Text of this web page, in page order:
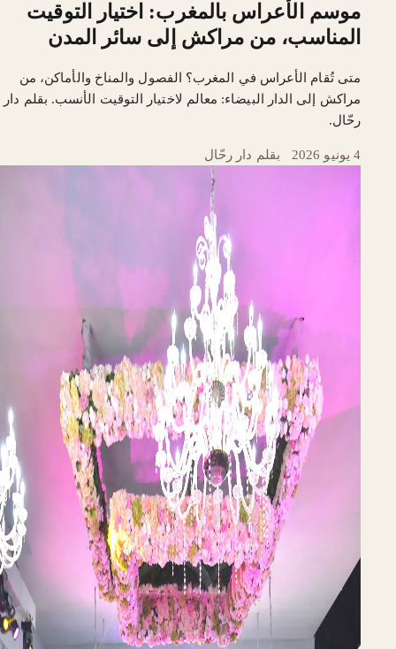
موسم الأعراس بالمغرب: اختيار التوقيت
المناسب، من مراكش إلى سائر المدن
متى تُقام الأعراس في المغرب؟ الفصول والمناخ والأماكن، من
مراكش إلى الدار البيضاء: معالم لاختيار التوقيت الأنسب. بقلم دار
رحّال.
4 يونيو 2026 بقلم دار رحّال